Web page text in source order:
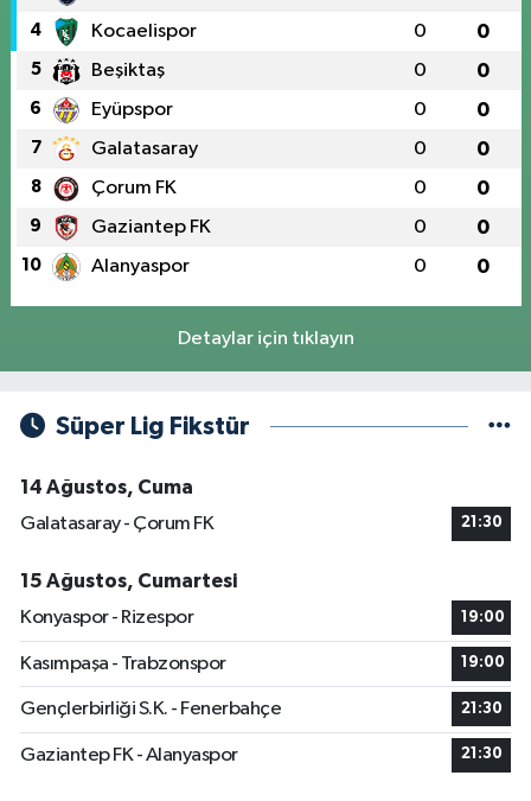
4 Kocaelispor 0 0
5 Beşiktaş 0 0
6 Eyüpspor 0 0
7 Galatasaray 0 0
8 Çorum FK 0 0
9 Gaziantep FK 0 0
10 Alanyaspor 0 0
Detaylar için tıklayın
Süper Lig Fikstür
14 Ağustos, Cuma
Galatasaray - Çorum FK
21:30
15 Ağustos, Cumartesi
Konyaspor - Rizespor
19:00
Kasımpaşa - Trabzonspor 19:00
Gençlerbirliği S.K. - Fenerbahçe 21:30
Gaziantep FK - Alanyaspor 21:30